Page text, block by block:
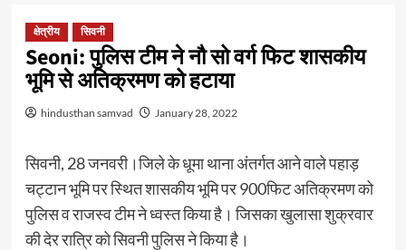
क्षेत्रीय सिवनी
Seoni: पुलिस टीम ने नौ सो वर्ग फिट शासकीय
भूमि से अतिक्रमण को हटाया
hindusthan samvad January 28, 2022
सिवनी, 28 जनवरी।जिले के धूमा थाना अंतर्गत आने वाले पहाड़
चट्टान भूमि पर स्थित शासकीय भूमि पर 900फिट अतिक्रमण को
पुलिस व राजस्व टीम ने ध्वस्त किया है। जिसका खुलासा शुक्रवार
की देर रात्रि को सिवनी पुलिस ने किया है।